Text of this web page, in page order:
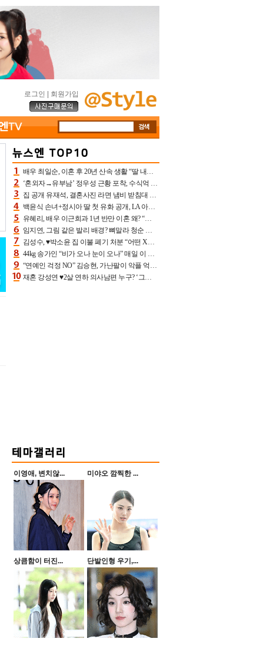
로그인 회원가입
배우 최일순, 이혼 후 20년 산속 생활 “딸 내가 버렸다고 원망‥맘 아파”(특종)[어제TV]
‘혼외자→유부남’ 정우성 근황 포착, 수식억 해킹 피해 후배 만났다 “존경하는”
집 공개 유재석, 결혼사진 라면 냄비 받침대 되고 분노‥가족사진도 피해(놀뭐)[어제TV]
백윤식 손녀+정시아 딸 첫 유화 공개, LA 아트쇼→서울국제조각페스타 작가다운 수준급 실력
유혜리, 배우 이근희과 1년 반만 이혼 왜? “식칼 꽂고 의자 던져” 충격 폭로(특종)[어제TV]
임지연, 그림 같은 발리 배경? 뼈말라 청순 비키니 핏에 상대 안 되네
김성수, ♥박소윤 집 이불 폐기 처분 “어떤 X이랑 썼을지 몰라” 질투(신랑수업2)[어제TV]
44kg 송가인 “비가 오나 눈이 오나” 매일 이 운동, 허벅지 근육량 상승+체지방 감소
“연예인 걱정 NO” 김승현, 가난팔이 악플 억울할만‥아내+딸과 日 여행
재혼 강성연 ♥2살 연하 의사남편 누구? ‘그알’ 자문의에 훈남 비주얼 초엘리트 스펙 [종합]
이영애, 변치않... 미야오 깜찍한 ...
상큼함이 터진... 단발인형 우기,...